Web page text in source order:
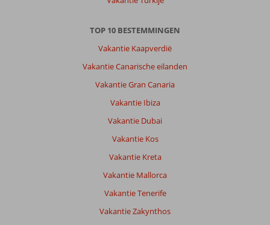
TOP 10 BESTEMMINGEN
Vakantie Kaapverdië
Vakantie Canarische eilanden
Vakantie Gran Canaria
Vakantie Ibiza
Vakantie Dubai
Vakantie Kos
Vakantie Kreta
Vakantie Mallorca
Vakantie Tenerife
Vakantie Zakynthos